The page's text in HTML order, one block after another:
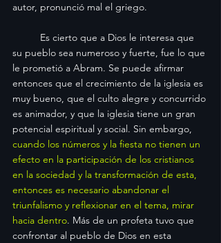
autor, pronunció mal el griego.
su pueblo sea numeroso y fuerte, fue lo que
le prometió a Abram. Se puede afirmar
entonces que el crecimiento de la iglesia es
muy bueno, que el culto alegre y concurrido
es animador, y que la iglesia tiene un gran
potencial espiritual y social. Sin embargo,
cuando los números y la fiesta no tienen un
efecto en la participación de los cristianos
en la sociedad y la transformación de esta,
entonces es necesario abandonar el
triunfalismo y reflexionar en el tema, mirar
hacia dentro. Más de un profeta tuvo que
confrontar al pueblo de Dios en esta